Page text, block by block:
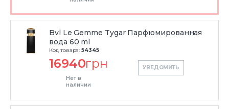
Bvl Le Gemme Tygar Парфюмированная
вода 60 ml
Код товара: 54345
16940грн
Нет в
наличии
УВЕДОМИТЬ